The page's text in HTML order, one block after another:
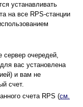
устанавливать
на все RPS-станции
сервер очередей,
вас установлена
и вам не
счет.
счета RPS (см.